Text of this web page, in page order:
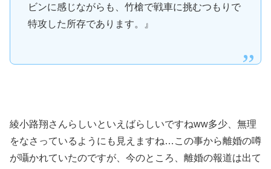
ビンに感じながらも、竹槍で戦車に挑むつもりで
特攻した所存であります。』
綾小路翔さんらしいといえばらしいですねww多少、無理
をなさっているようにも見えますね…この事から離婚の噂
が囁かれていたのですが、今のところ、離婚の報道は出て